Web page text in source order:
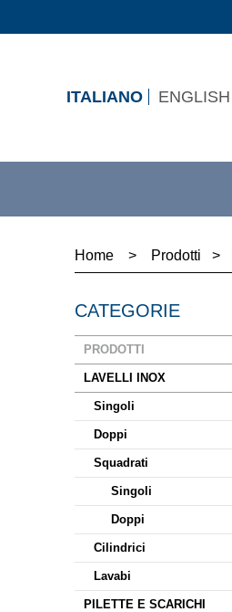
ITALIANO ENGLISH
Home > Prodotti >
CATEGORIE
PRODOTTI
LAVELLI INOX
Singoli
Doppi
Squadrati
Singoli
Doppi
Cilindrici
Lavabi
PILETTE E SCARICHI